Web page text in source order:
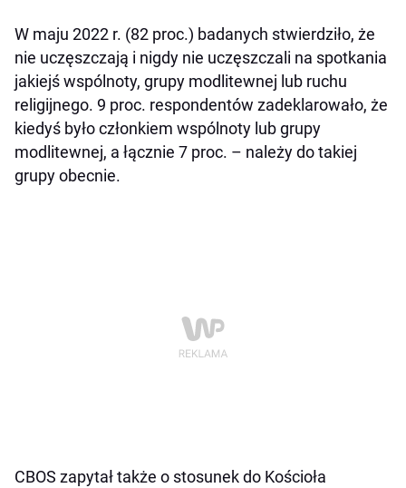
W maju 2022 r. (82 proc.) badanych stwierdziło, że
nie uczęszczają i nigdy nie uczęszczali na spotkania
jakiejś wspólnoty, grupy modlitewnej lub ruchu
religijnego. 9 proc. respondentów zadeklarowało, że
kiedyś było członkiem wspólnoty lub grupy
modlitewnej, a łącznie 7 proc. – należy do takiej
grupy obecnie.
CBOS zapytał także o stosunek do Kościoła